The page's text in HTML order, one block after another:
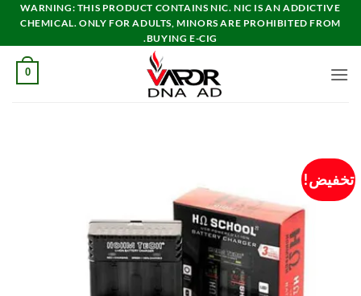
تخطي
للمحتوى
WARNING: THIS PRODUCT CONTAINS NIC. NIC IS AN ADDICTIVE
CHEMICAL. ONLY FOR ADULTS, MINORS ARE PROHIBITED FROM
BUYING E-CIG.
0
تخفيض!